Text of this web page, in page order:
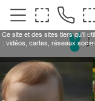
Ce site et des sites tiers qu'il
: vidéos, cartes, réseaux